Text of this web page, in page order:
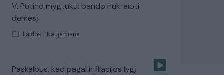
V. Putino mygtuku: bando nukreipti
dėmesį
Laidos Nauja diena
Paskelbus, kad pagal infliacijos lygį